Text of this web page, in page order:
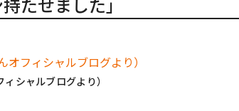
シャルブログより）